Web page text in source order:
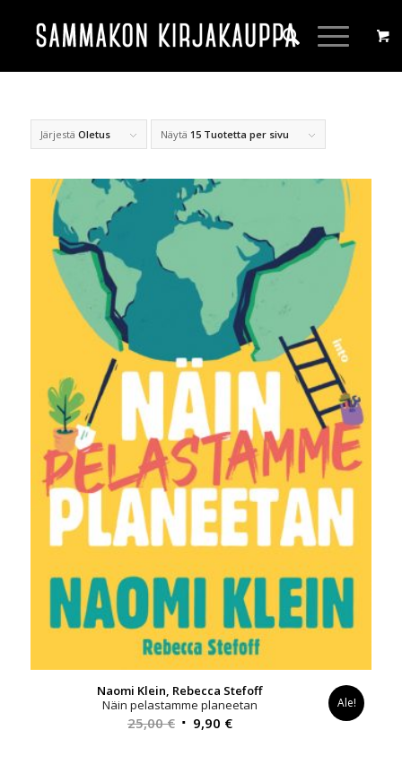
Järjestä Oletus Näytä 15 Tuotetta per sivu
Naomi Klein, Rebecca Stefoff
Näin pelastamme planeetan
25,00€ Alkuperäinen
9,90 €Nykyinen
Ale!